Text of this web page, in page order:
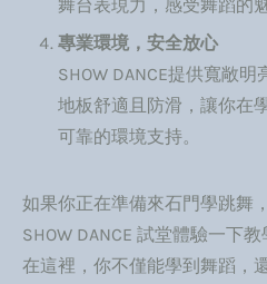
舞台表現力，感受舞蹈的
專業環境，安全放心
SHOW DANCE提供寬敞
地板舒適且防滑，讓你在
可靠的環境支持。
如果你正在準備來石門學跳舞
SHOW DANCE 試堂體驗一下
在這裡，你不僅能學到舞蹈，